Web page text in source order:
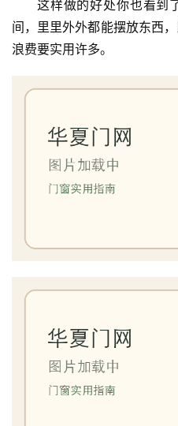
这样做的好处你也看到
间，里里外外都能摆放东西
浪费要实用许多。